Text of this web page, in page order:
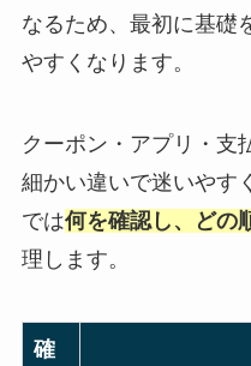
なるため、最初に基礎
やすくなります。
クーポン・アプリ・支
細かい違いで迷いやす
では何を確認し、どの
理します。
確